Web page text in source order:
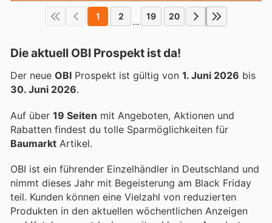
1 2 ... 19 20
Die aktuell OBI Prospekt ist da!
Der neue OBI Prospekt ist gültig von 1. Juni 2026 bis
30. Juni 2026.
Auf über 19 Seiten mit Angeboten, Aktionen und
Rabatten findest du tolle Sparmöglichkeiten für
Baumarkt Artikel.
OBI ist ein führender Einzelhändler in Deutschland und
nimmt dieses Jahr mit Begeisterung am Black Friday
teil. Kunden können eine Vielzahl von reduzierten
Produkten in den aktuellen wöchentlichen Anzeigen